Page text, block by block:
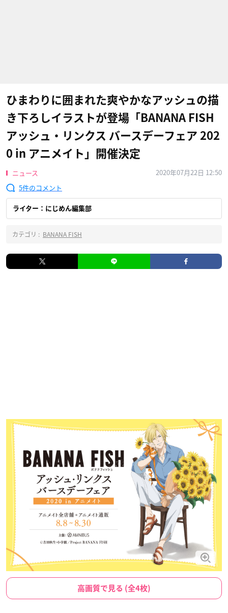
ひまわりに囲まれた爽やかなアッシュの描
き下ろしイラストが登場「BANANA FISH
アッシュ・リンクス バースデーフェア 202
0 in アニメイト」開催決定
ニュース
2020年07月22日 12:50
5
ライター：にじめん編集部
カテゴリ : BANANA FISH
高画質で見る (全4枚)